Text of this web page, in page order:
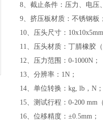
8 、截止条件： 压力、电压
9 、挤压板材质：不锈钢板；
10 、压头尺寸：
11
、压头材质：丁腈橡胶
12 、压力范围：0-1000N；
13 、分辨率：1N；
14 、单位转换：kg, lb，N
15 、测试行程：0-200
16 、位移精度：±0.5mm；